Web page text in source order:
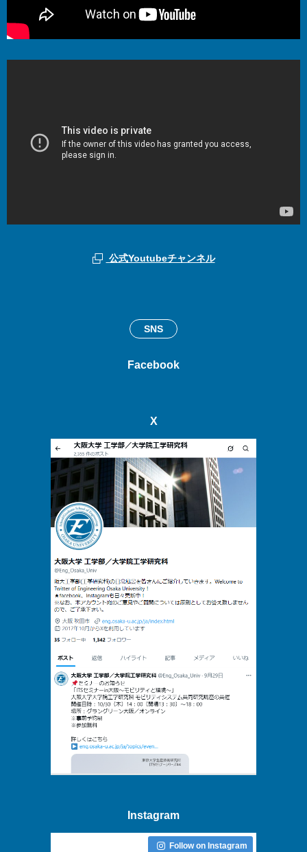
公式Youtubeチャンネル
SNS
Facebook
X
Instagram
Follow on Instagram